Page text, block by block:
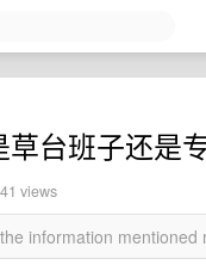
台班子还是
views
information